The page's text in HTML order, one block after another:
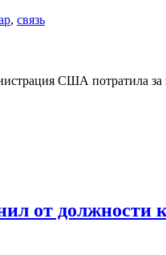
, связь
США потратила за
от